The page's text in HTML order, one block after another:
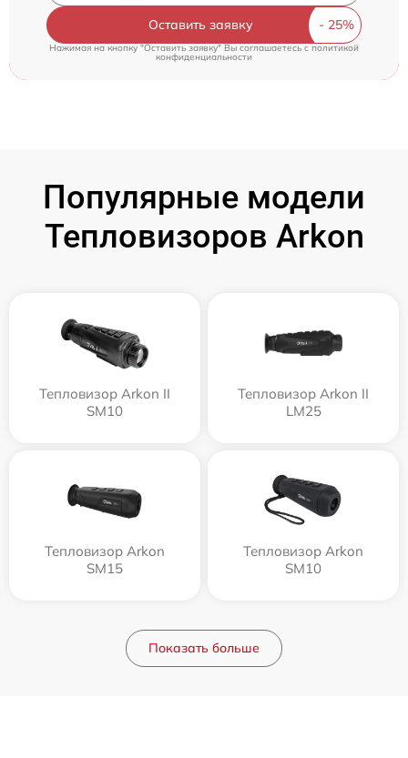
Оставить заявку
Нажимая на кнопку "Оставить заявку" Вы соглашаетесь c политикой
конфиденциальности
Популярные модели
Тепловизоров Arkon
Тепловизор Arkon II
SM10
Тепловизор Arkon II
LM25
Тепловизор Arkon
SM15
Тепловизор Arkon
SM10
Показать больше